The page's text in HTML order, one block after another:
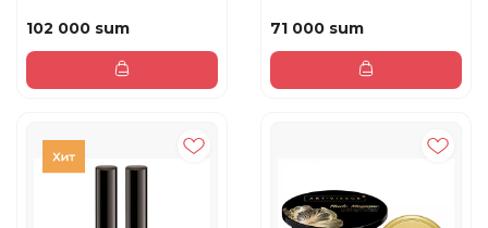
102 000 sum 71 000 sum